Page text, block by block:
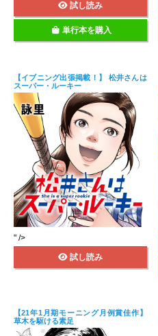
試し読み
単行本を購入
【イブニング出張掲載！】 松井さんは
スーパー・ルーキー
" />
試し読み
【21年1月期モーニング月例賞佳作】
草木を駆ける素足